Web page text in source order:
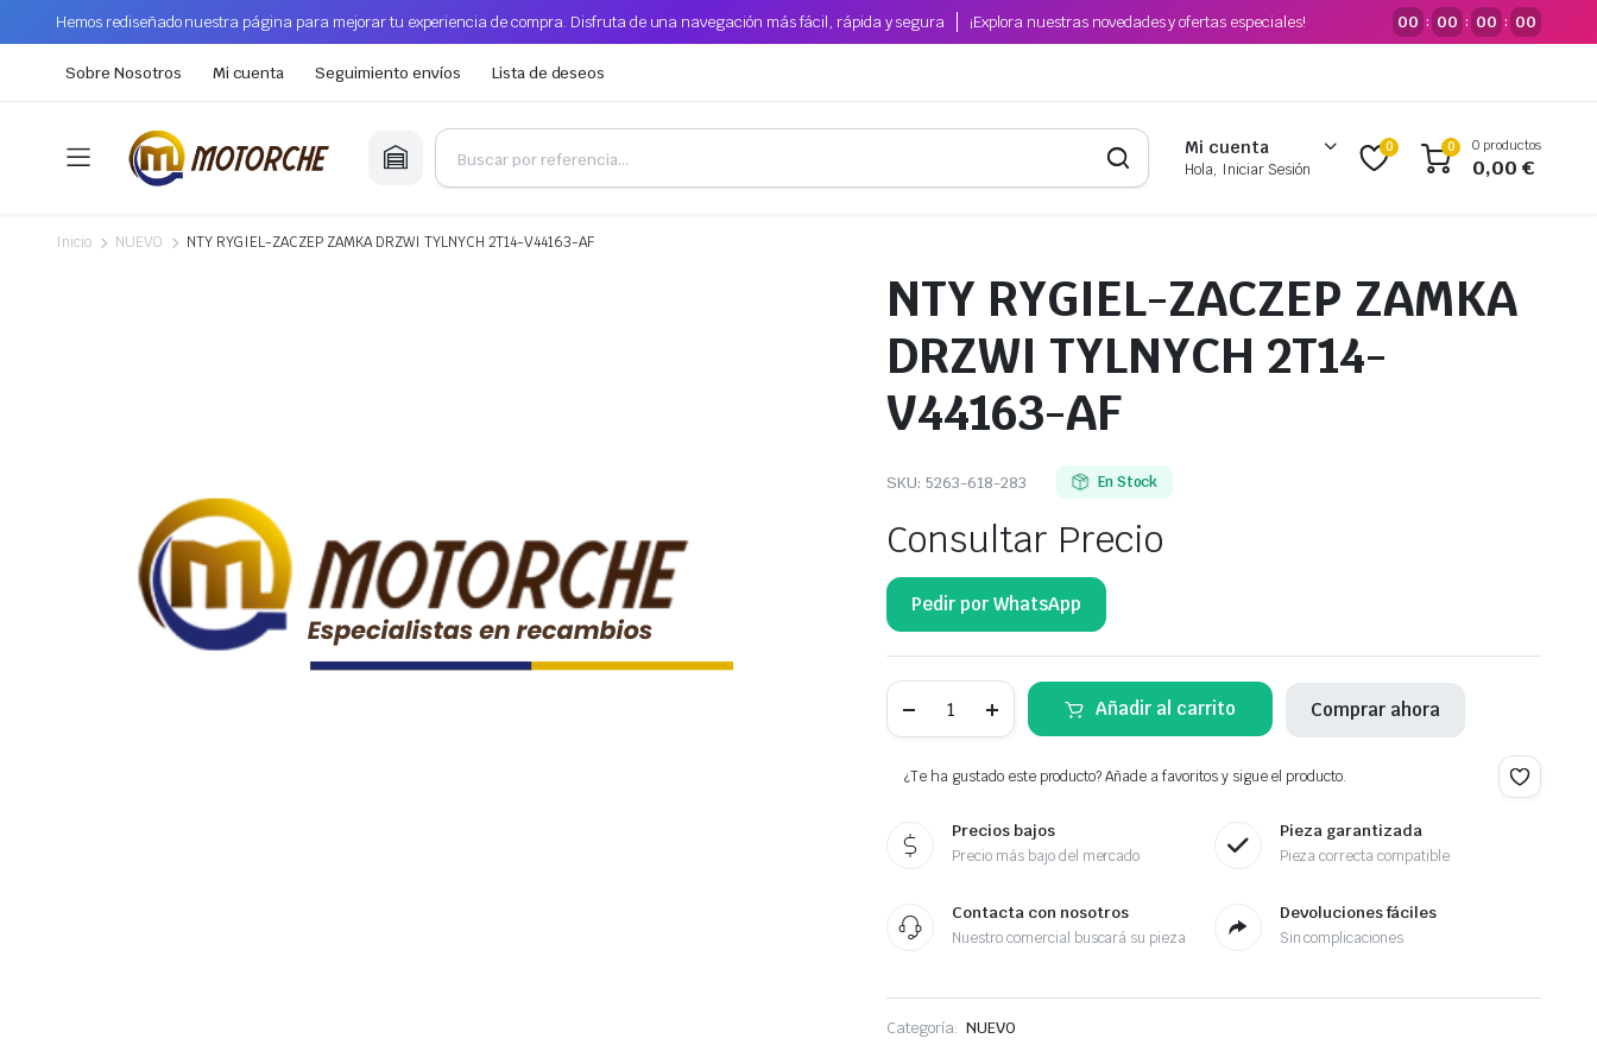
Hemos rediseñado nuestra página para mejorar tu experiencia de compra. Disfruta de una navegación más fácil, rápida y segura ¡Explora nuestras novedades y ofertas especiales! 00 : 00 : 00 : 00
Sobre Nosotros Mi cuenta Seguimiento envíos Lista de deseos
Mi cuenta
Hola, Iniciar Sesión
0 0 0 productos
0,00€
Inicio NUEVO NTY RYGIEL-ZACZEP ZAMKA DRZWI TYLNYCH 2T14-V44163-AF
NTY RYGIEL-ZACZEP ZAMKA
DRZWI TYLNYCH 2T14-
V44163-AF
SKU: 5263-618-283 En Stock
Consultar Precio
Pedir por WhatsApp
RYGIEL-
DRZWI
TYLNYCH
V44163-
Añadir al carrito Comprar ahora
¿Te ha gustado este producto? Añade a favoritos y sigue el producto.
Precios bajos
Precio más bajo del mercado
Pieza garantizada
Pieza correcta compatible
Contacta con nosotros
Nuestro comercial buscará su pieza
Devoluciones fáciles
Sin complicaciones
Categoría: NUEVO